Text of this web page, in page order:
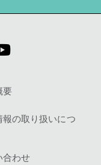
要
報の取り扱いにつ
合わせ